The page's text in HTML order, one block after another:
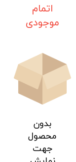
اتمام
موجودی
بدون
محصول
جهت